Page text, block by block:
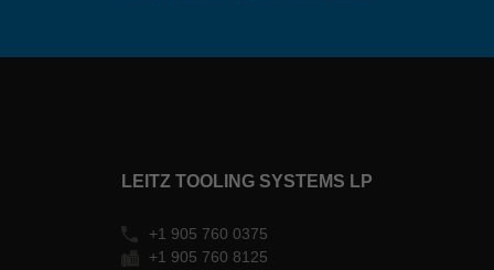
LEITZ TOOLING SYSTEMS LP
+1 905 760 0375
+1 905 760 8125